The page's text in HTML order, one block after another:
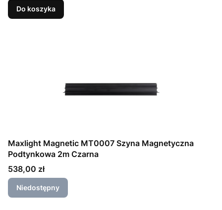
Do koszyka
Maxlight Magnetic MT0007 Szyna Magnetyczna
Podtynkowa 2m Czarna
Cena
538,00 zł
Niedostępny